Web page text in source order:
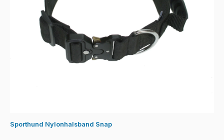
Sporthund Nylonhalsband Snap